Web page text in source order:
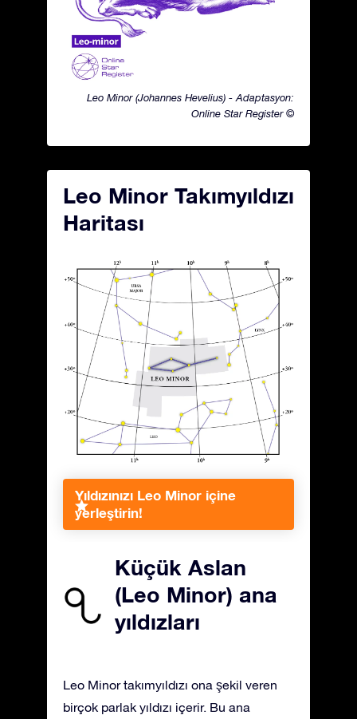
Leo Minor (Johannes Hevelius) - Adaptasyon:
Online Star Register ©
Leo Minor Takımyıldızı
Haritası
Yıldızınızı Leo Minor içine
yerleştirin!
Küçük Aslan
(Leo Minor) ana
yıldızları
Leo Minor takımyıldızı ona şekil veren
birçok parlak yıldızı içerir. Bu ana